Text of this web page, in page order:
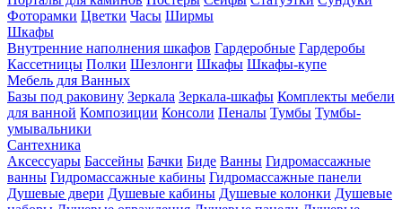
Фоторамки Цветки Часы Ширмы
Шкафы
Внутренние наполнения шкафов Гардеробные Гардеробы
Кассетницы Полки Шезлонги Шкафы Шкафы-купе
Мебель для Ванных
Базы под раковину Зеркала Зеркала-шкафы Комплекты мебели
для ванной Композиции Консоли Пеналы Тумбы Тумбы-
умывальники
Сантехника
Аксессуары Бассейны Бачки Биде Ванны Гидромассажные
ванны Гидромассажные кабины Гидромассажные панели
Душевые двери Душевые кабины Душевые колонки Душевые